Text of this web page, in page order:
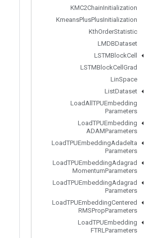
KMC2ChainInitialization
KmeansPlusPlusInitialization
KthOrderStatistic
LMDBDataset
LSTMBlockCell
LSTMBlockCell Grad
LinSpace
ListDataset
LoadAll TPUEmbedding
Parameters
LoadTPUEmbedding
ADAMParameters
LoadTPUEmbeddingAdadelta
Parameters
LoadTPUEmbeddingAdagrad
MomentumParameters
LoadTPUEmbeddingAdagrad
Parameters
LoadTPUEmbeddingCentered
RMSPropParameters
LoadTPUEmbedding
FTRLParameters